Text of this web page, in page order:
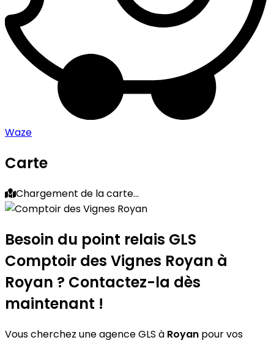
Waze
Carte
Chargement de la carte...
Besoin du point relais GLS
Comptoir des Vignes Royan à
Royan ? Contactez-la dès
maintenant !
Vous cherchez une agence GLS à Royan pour vos